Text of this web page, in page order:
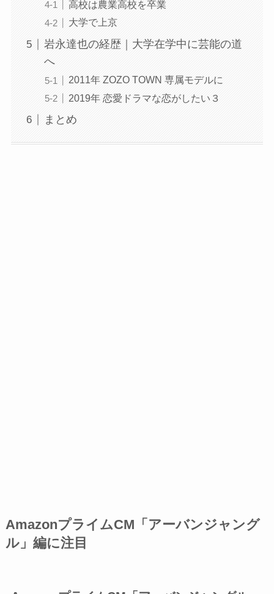
高校は農業高校を卒業
大学で上京
岩永達也の経歴｜大学在学中に芸能の道
へ
2011年 ZOZO TOWN 専属モデルに
2019年 恋愛ドラマな恋がしたい３
まとめ
AmazonプライムCM「アーバンジャング
ル」編に注目